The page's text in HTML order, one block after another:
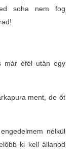
soha nem fog
már éfél után egy
ment, de őt
nélkül
ki kell állanod